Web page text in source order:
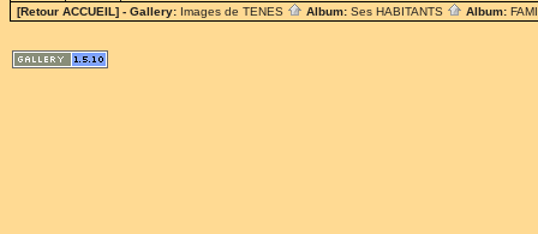
[Retour ACCUEIL] - Gallery: Images de TENES Album: Ses HABITANTS Album: